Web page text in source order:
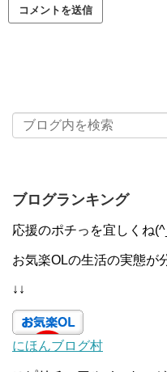
ブログランキング
応援のポチっを宜しくね
お気楽OLの生活の実態が
↓↓
にほんブログ村